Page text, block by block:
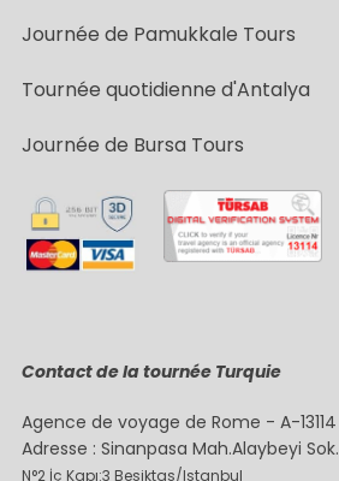
Journée de Pamukkale Tours
Tournée quotidienne d'Antalya
Journée de Bursa Tours
Contact de la tournée Turquie
Agence de voyage de Rome - A-13114
Adresse : Sinanpasa Mah.Alaybeyi Sok.
N°2 İç Kapı:3 Besiktas/Istanbul